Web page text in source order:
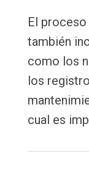
El
también
como los
los
cual es